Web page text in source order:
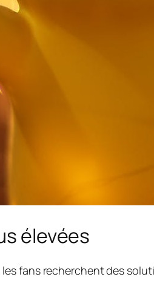
élevées
les fans recherchent des